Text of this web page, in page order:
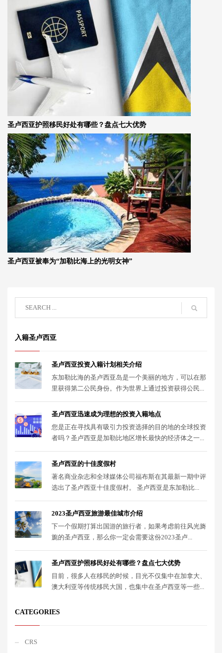
圣卢西亚护照移民好处有哪些？盘点七大优势
圣卢西亚被奉为“加勒比海上的光明女神”
入籍圣卢西亚
圣卢西亚投资入籍计划相关介绍
东加勒比海的圣卢西亚岛是一个美丽的地方，可以在那
里获得第二公民身份。作为世界上通过投资获得公民...
圣卢西亚迅速成为理想的投资入籍地点
您是正在寻找具有吸引力投资选择的目的地的全球投资
者吗？圣卢西亚是加勒比地区增长最快的经济体之一...
圣卢西亚的十佳度假村
著名商业杂志和全球媒体公司福布斯在其最新一期中评
选出了圣卢西亚十佳度假村。 圣卢西亚是东加勒比...
2023圣卢西亚旅游最佳城市介绍
下一个假期打算出国游的旅行者，如果考虑前往风光旖
旎的圣卢西亚，那么你一定会需要这份2023圣卢...
圣卢西亚护照移民好处有哪些？盘点七大优势
目前，很多人在移民的时候，目光不仅集中在加拿大、
澳大利亚等传统移民大国，也集中在圣卢西亚等一些...
CATEGORIES
CRS